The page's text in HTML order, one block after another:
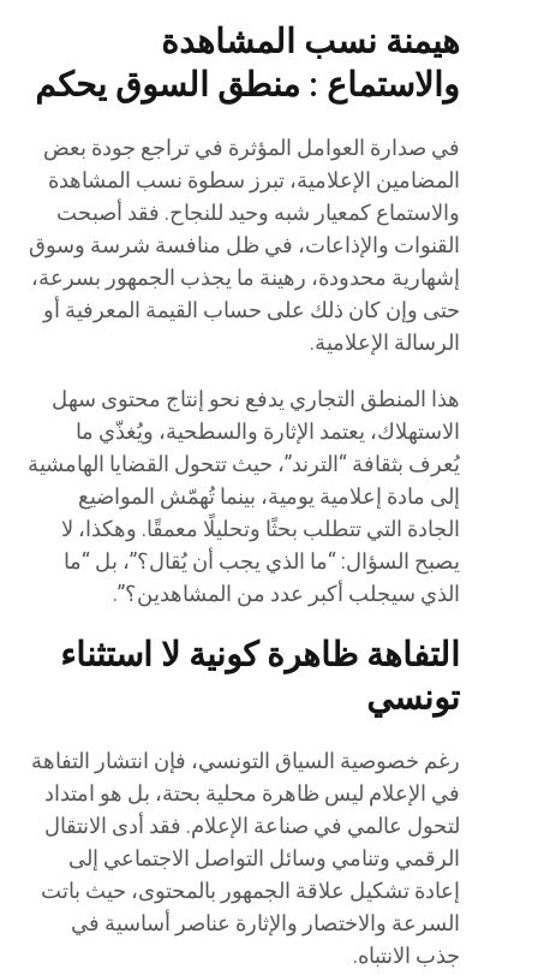
هيمنة نسب المشاهدة
والاستماع : منطق السوق يحكم
في صدارة العوامل المؤثرة في تراجع جودة بعض
المضامين الإعلامية، تبرز سطوة نسب المشاهدة
والاستماع كمعيار شبه وحيد للنجاح. فقد أصبحت
القنوات والإذاعات، في ظل منافسة شرسة وسوق
إشهارية محدودة، رهينة ما يجذب الجمهور بسرعة،
حتى وإن كان ذلك على حساب القيمة المعرفية أو
الرسالة الإعلامية.
هذا المنطق التجاري يدفع نحو إنتاج محتوى سهل
الاستهلاك، يعتمد الإثارة والسطحية، ويُغذّي ما
يُعرف بثقافة “الترند”، حيث تتحول القضايا الهامشية
إلى مادة إعلامية يومية، بينما تُهمّش المواضيع
الجادة التي تتطلب بحثًا وتحليلًا معمقًا. وهكذا، لا
يصبح السؤال: “ما الذي يجب أن يُقال؟”، بل “ما
الذي سيجلب أكبر عدد من المشاهدين؟”.
التفاهة ظاهرة كونية لا استثناء
تونسي
رغم خصوصية السياق التونسي، فإن انتشار التفاهة
في الإعلام ليس ظاهرة محلية بحتة، بل هو امتداد
لتحول عالمي في صناعة الإعلام. فقد أدى الانتقال
الرقمي وتنامي وسائل التواصل الاجتماعي إلى
إعادة تشكيل علاقة الجمهور بالمحتوى، حيث باتت
السرعة والاختصار والإثارة عناصر أساسية في
جذب الانتباه.